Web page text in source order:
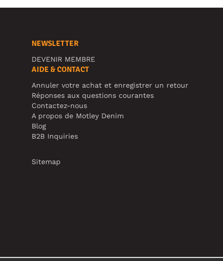
NEWSLETTER
DEVENIR MEMBRE
AIDE & CONTACT
Annuler votre achat et enregistrer un retour
Réponses aux questions courantes
Contactez-nous
A propos de Motley Denim
Blog
B2B Inquiries
Sitemap